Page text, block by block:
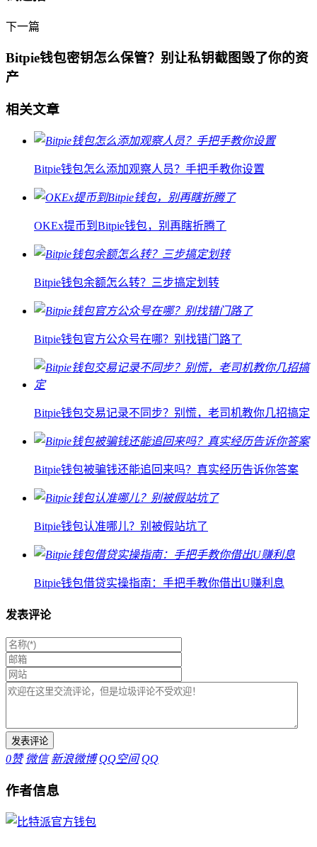
下一篇
Bitpie钱包密钥怎么保管？别让私钥截图毁了你的资
产
相关文章
Bitpie钱包怎么添加观察人员？手把手教你设置
OKEx提币到Bitpie钱包，别再瞎折腾了
Bitpie钱包余额怎么转？三步搞定划转
Bitpie钱包官方公众号在哪？别找错门路了
Bitpie钱包交易记录不同步？别慌，老司机教你几招搞定
Bitpie钱包被骗钱还能追回来吗？真实经历告诉你答案
Bitpie钱包认准哪儿？别被假站坑了
Bitpie钱包借贷实操指南：手把手教你借出U赚利息
发表评论
0赞 微信 新浪微博 QQ空间 QQ
作者信息